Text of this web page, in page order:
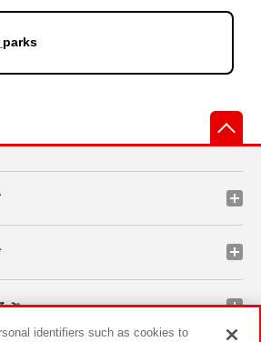
ぶ
identifiers such as cookies to